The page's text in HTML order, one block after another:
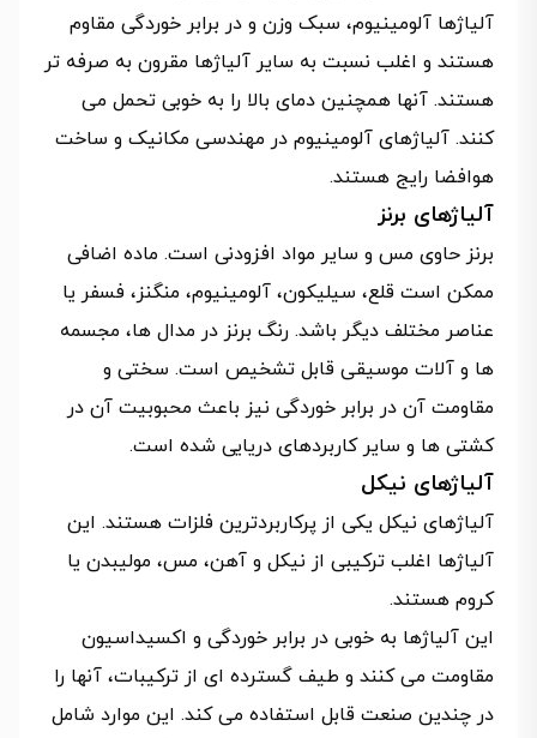
آلیاژها آلومینیوم، سبک وزن و در برابر خوردگی مقاوم
هستند و اغلب نسبت به سایر آلیاژها مقرون به صرفه تر
هستند. آنها همچنین دمای بالا را به خوبی تحمل می
کنند. آلیاژهای آلومینیوم در مهندسی مکانیک و ساخت
هوافضا رایج هستند.
آلیاژهای برنز
برنز حاوی مس و سایر مواد افزودنی است. ماده اضافی
ممکن است قلع، سیلیکون، آلومینیوم، منگنز، فسفر یا
عناصر مختلف دیگر باشد. رنگ برنز در مدال ها، مجسمه
ها و آلات موسیقی قابل تشخیص است. سختی و
مقاومت آن در برابر خوردگی نیز باعث محبوبیت آن در
کشتی ها و سایر کاربردهای دریایی شده است.
آلیاژهای نیکل
آلیاژهای نیکل یکی از پرکاربردترین فلزات هستند. این
آلیاژها اغلب ترکیبی از نیکل و آهن، مس، مولیبدن یا
کروم هستند.
این آلیاژها به خوبی در برابر خوردگی و اکسیداسیون
مقاومت می کنند و طیف گسترده ای از ترکیبات، آنها را
در چندین صنعت قابل استفاده می کند. این موارد شامل